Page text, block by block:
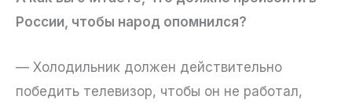
России, чтобы народ опомнился?
— Холодильник должен действительно
победить телевизор, чтобы он не работал,